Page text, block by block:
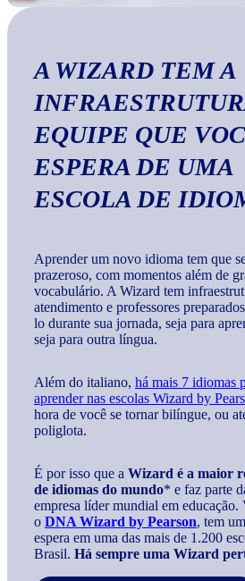
A WIZARD TEM A
EQUIPE QUE
ESPERA DE UMA
ESCOLA DE
Aprender um novo idioma tem que
prazeroso, com momentos além de
vocabulário. A Wizard tem
atendimento e professores
lo durante sua jornada, seja para
seja para outra língua.
Além do italiano, há mais 7 idiomas
aprender nas escolas Wizard by
hora de você se tornar bilíngue, ou
poliglota.
É por isso que a Wizard é a maior
de idiomas do mundo* e faz parte
empresa líder mundial em educação.
o DNA Wizard by Pearson, tem
espera em uma das mais de 1.200
Brasil. Há sempre uma Wizard